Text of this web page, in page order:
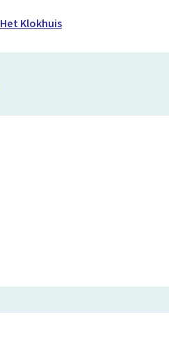
Het Klokhuis